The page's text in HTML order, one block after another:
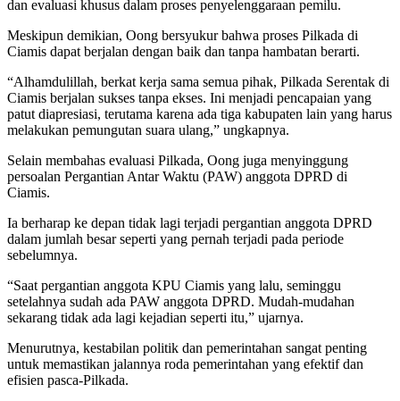
dan evaluasi khusus dalam proses penyelenggaraan pemilu.
Meskipun demikian, Oong bersyukur bahwa proses Pilkada di
Ciamis dapat berjalan dengan baik dan tanpa hambatan berarti.
“Alhamdulillah, berkat kerja sama semua pihak, Pilkada Serentak di
Ciamis berjalan sukses tanpa ekses. Ini menjadi pencapaian yang
patut diapresiasi, terutama karena ada tiga kabupaten lain yang harus
melakukan pemungutan suara ulang,” ungkapnya.
Selain membahas evaluasi Pilkada, Oong juga menyinggung
persoalan Pergantian Antar Waktu (PAW) anggota DPRD di
Ciamis.
Ia berharap ke depan tidak lagi terjadi pergantian anggota DPRD
dalam jumlah besar seperti yang pernah terjadi pada periode
sebelumnya.
“Saat pergantian anggota KPU Ciamis yang lalu, seminggu
setelahnya sudah ada PAW anggota DPRD. Mudah-mudahan
sekarang tidak ada lagi kejadian seperti itu,” ujarnya.
Menurutnya, kestabilan politik dan pemerintahan sangat penting
untuk memastikan jalannya roda pemerintahan yang efektif dan
efisien pasca-Pilkada.